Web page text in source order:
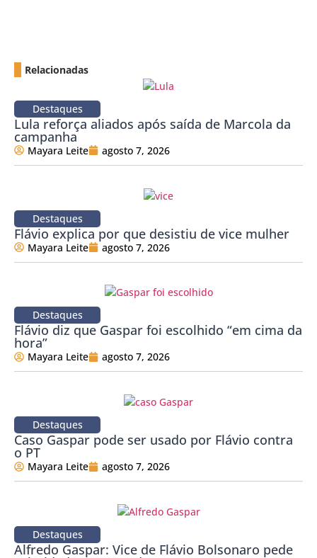
Relacionadas
Destaques
Lula reforça aliados após saída de Marcola da
campanha
Mayara Leite agosto 7, 2026
Destaques
Flávio explica por que desistiu de vice mulher
Mayara Leite agosto 7, 2026
Destaques
Flávio diz que Gaspar foi escolhido “em cima da
hora”
Mayara Leite agosto 7, 2026
Destaques
Caso Gaspar pode ser usado por Flávio contra
o PT
Mayara Leite agosto 7, 2026
Destaques
Alfredo Gaspar: Vice de Flávio Bolsonaro pede